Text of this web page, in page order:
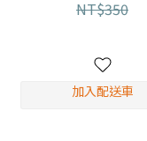
NT$350
加入配送車